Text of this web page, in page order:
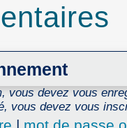
vous devez vous
vous devez vous